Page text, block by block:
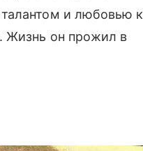
и любовью к
Жизнь он прожил в